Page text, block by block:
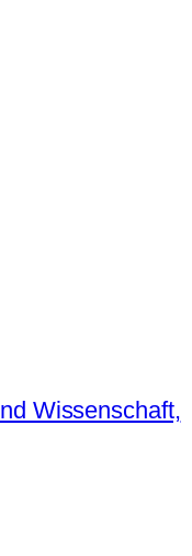
Wissenschaft,